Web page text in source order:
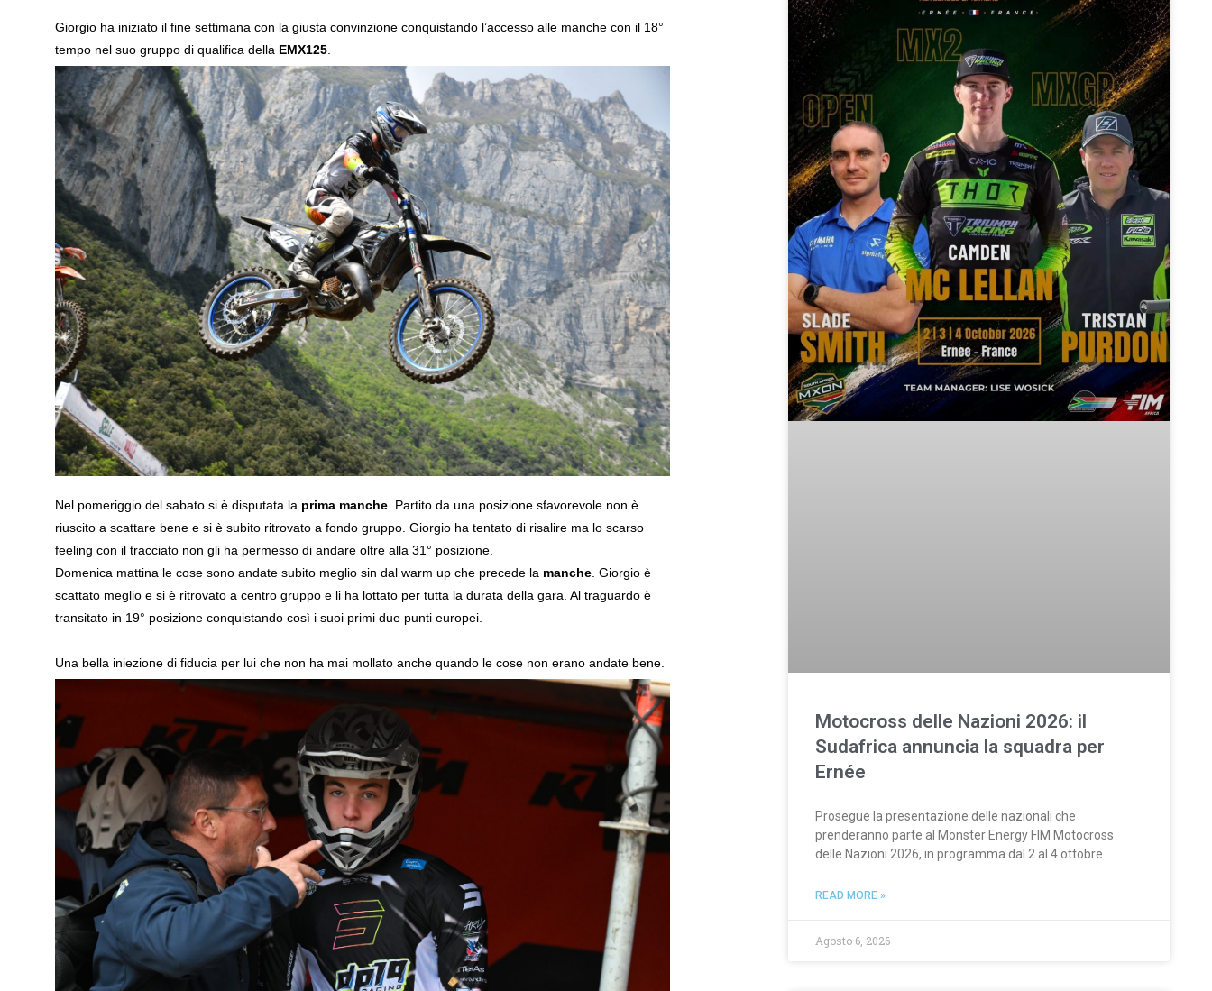
Giorgio ha iniziato il fine settimana con la giusta convinzione conquistando l’accesso alle manche con il 18°
tempo nel suo gruppo di qualifica della EMX125.
Nel pomeriggio del sabato si è disputata la prima manche . Partito da una posizione sfavorevole non è
riuscito a scattare bene e si è subito ritrovato a fondo gruppo. Giorgio ha tentato di risalire ma lo scarso
feeling con il tracciato non gli ha permesso di andare oltre alla 31° posizione.
Domenica mattina le cose sono andate subito meglio sin dal warm up che precede la manche . Giorgio è
scattato meglio e si è ritrovato a centro gruppo e li ha lottato per tutta la durata della gara. Al traguardo è
transitato in 19° posizione conquistando così i suoi primi due punti europei.
Una bella iniezione di fiducia per lui che non ha mai mollato anche quando le cose non erano andate bene.
Motocross delle Nazioni 2026: il
Sudafrica annuncia la squadra per
Ernée
Prosegue la presentazione delle nazionali che
prenderanno parte al Monster Energy FIM Motocross
delle Nazioni 2026, in programma dal 2 al 4 ottobre
READ MORE »
Agosto 6, 2026